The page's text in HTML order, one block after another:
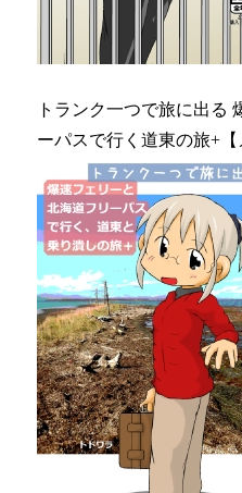
トランク一つで旅に出る
ーパスで行く道東の旅+【